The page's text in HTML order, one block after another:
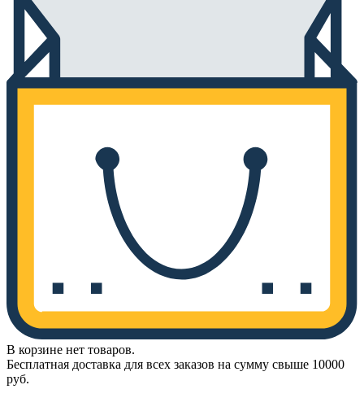
В корзине нет товаров.
Бесплатная доставка для всех заказов на сумму свыше 10000
руб.